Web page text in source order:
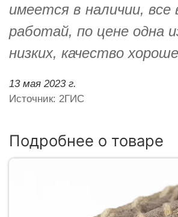
имеется в наличии, все
работай, по цене одна
низких, качество
13 мая 2023 г.
Источник: 2ГИС
Подробнее о товаре